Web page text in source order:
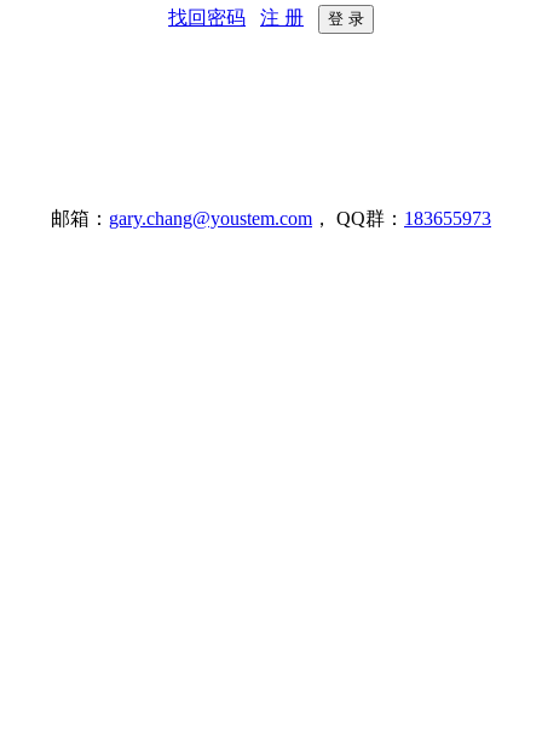
找回密码 注 册
邮箱： gary.chang@youstem.com ， QQ群： 183655973